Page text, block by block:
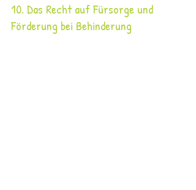
10. Das Recht auf Fürsorge und
Förderung bei Behinderung